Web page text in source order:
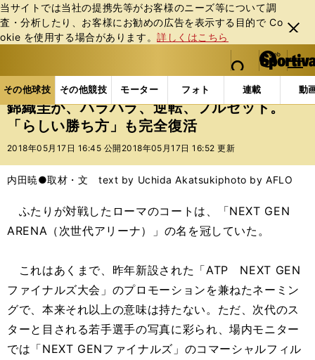
当サイトでは当社の提携先等がお客様のニーズ等について調
査・分析したり、お客様にお勧めの広告を表⽰する⽬的で Co
okie を使⽤する場合があります。詳しくはこちら
閉じ
る
web Sportiva (webスポルティーバ)
検索
マイペ
ー
ジ
メニュ
その他球技 その他競技 モーター フォト 連載 動
ス
ポ
ル
バ
その他球技の記事一覧 テニス 錦織圭が、ハラハラ
錦織圭が、ハラハラ、逆転、フルセット。
「らしい勝ち方」も完全復活
2018年05月17日 16:45 公開 2018年05月17日 16:52 更新
内田暁●取材・文 text by Uchida Akatsukiphoto by AFLO
ふたりが対戦したローマのコートは、「NEXT GEN
ARENA（次世代アリーナ）」の名を冠していた。
これはあくまで、昨年新設された「ATP NEXT GEN
ファイナルズ大会」のプロモーションを兼ねたネーミン
グで、本来それ以上の意味は持たない。ただ、次代のス
ターと目される若手選手の写真に彩られ、場内モニター
では「NEXT GENファイナルズ」のコマーシャルフィル